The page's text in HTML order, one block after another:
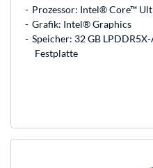
Prozessor: Intel® Core™
Grafik: Intel® Graphics
Speicher: 32 GB
Festplatte